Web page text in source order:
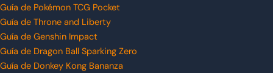
Guía de Pokémon TCG Pocket
Guía de Throne and Liberty
Guía de Genshin Impact
Guía de Dragon Ball Sparking Zero
Guía de Donkey Kong Bananza